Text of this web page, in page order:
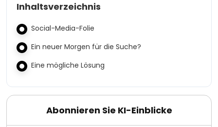
Inhaltsverzeichnis
Social-Media-Folie
Ein neuer Morgen für die Suche?
Eine mögliche Lösung
Abonnieren Sie KI-Einblicke